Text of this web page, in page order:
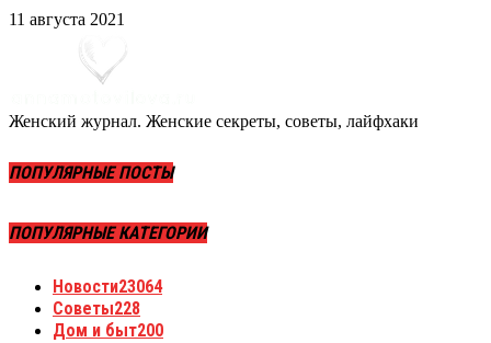
11 августа 2021
Женский журнал. Женские секреты, советы, лайфхаки
ПОПУЛЯРНЫЕ ПОСТЫ
ПОПУЛЯРНЫЕ КАТЕГОРИИ
Новости23064
Советы228
Дом и быт200